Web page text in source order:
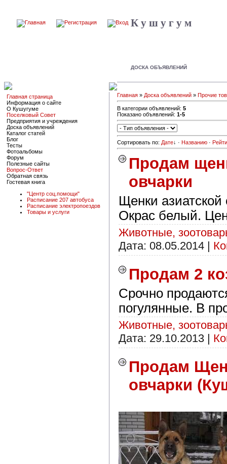
К у ш у г у м
ДОСКА ОБЪЯВЛЕНИЙ
Главная страница
Информация о сайте
О Кушугуме
Поселковый Совет
Предприятия и учреждения
Доска объявлений
Каталог статей
Блог
Тесты
Фотоальбомы
Форум
Полезные сайты
Вопрос-Ответ
Обратная связь
Гостевая книга
"Центр соц.помощи"
Расписание 207 автобуса
Расписание электропоездов
Товары и услуги
Главная » Доска объявлений » Прочие
В категории объявлений: 5
Показано объявлений: 1-5
Сортировать по: Дате↓ · Названию ·
Продам
овчарки
Щенки
Окрас белый.
Животные,
Дата: 08.05.2014 |
Продам 2
Срочно
погулянные. В
Животные,
Дата: 29.10.2013 |
Продам
овчарки